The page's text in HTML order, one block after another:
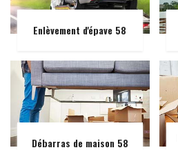
Enlèvement d'épave 58
Débarras de maison 58